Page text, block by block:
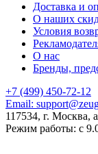
Доставка и
О наших
Условия
О нас
Бренды,
+7 (499) 450-72-12
Email:
117534, г. Москва,
Режим работы: с